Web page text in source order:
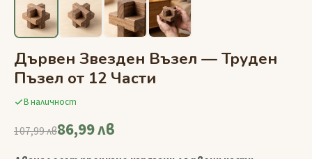
Дървен Звезден Възел — Труден
Пъзел от 12 Части
В наличност
107,99 лв86,99 лв